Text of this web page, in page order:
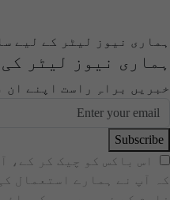
ہماری نیوز لیٹر کے لیے
ہماری نیوز لیٹر
خبریں براہِ راست اپنے ان
Subscribe
اس باکس کو چیک کر کے،
کہ آپ نے ہمارے استعمال